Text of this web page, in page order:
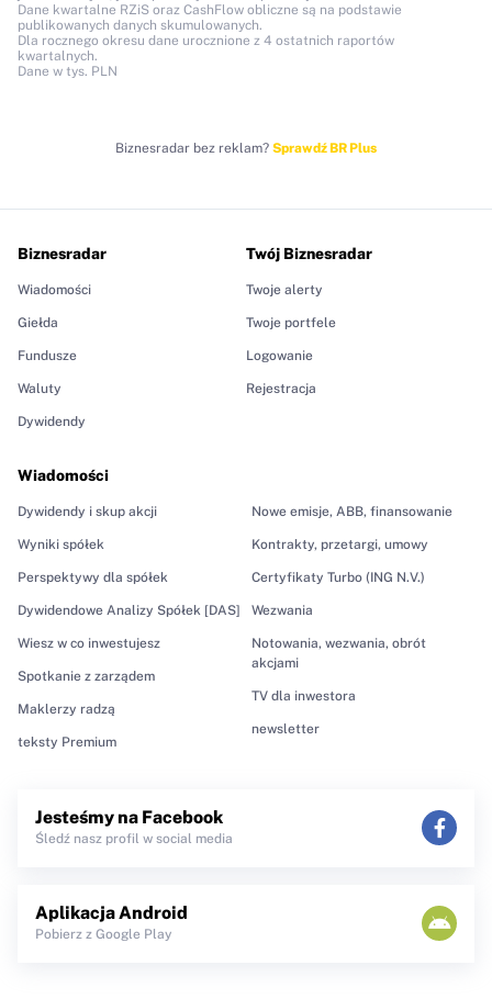
Dane kwartalne RZiS oraz CashFlow obliczne są na podstawie
publikowanych danych skumulowanych.
Dla rocznego okresu dane urocznione z 4 ostatnich raportów
kwartalnych.
Dane w tys. PLN
Biznesradar bez reklam? Sprawdź BR Plus
Biznesradar
Wiadomości
Giełda
Fundusze
Waluty
Dywidendy
Wiadomości
Dywidendy i skup akcji
Wyniki spółek
Perspektywy dla spółek
Dywidendowe Analizy Spółek [DAS]
Wiesz w co inwestujesz
Spotkanie z zarządem
Maklerzy radzą
teksty Premium
Nowe emisje, ABB, finansowanie
Kontrakty, przetargi, umowy
Certyfikaty Turbo (ING N.V.)
Wezwania
Notowania, wezwania, obrót
akcjami
TV dla inwestora
newsletter
Twój Biznesradar
Twoje alerty
Twoje portfele
Logowanie
Rejestracja
Jesteśmy na Facebook
Śledź nasz profil w social media
Aplikacja Android
Pobierz z Google Play